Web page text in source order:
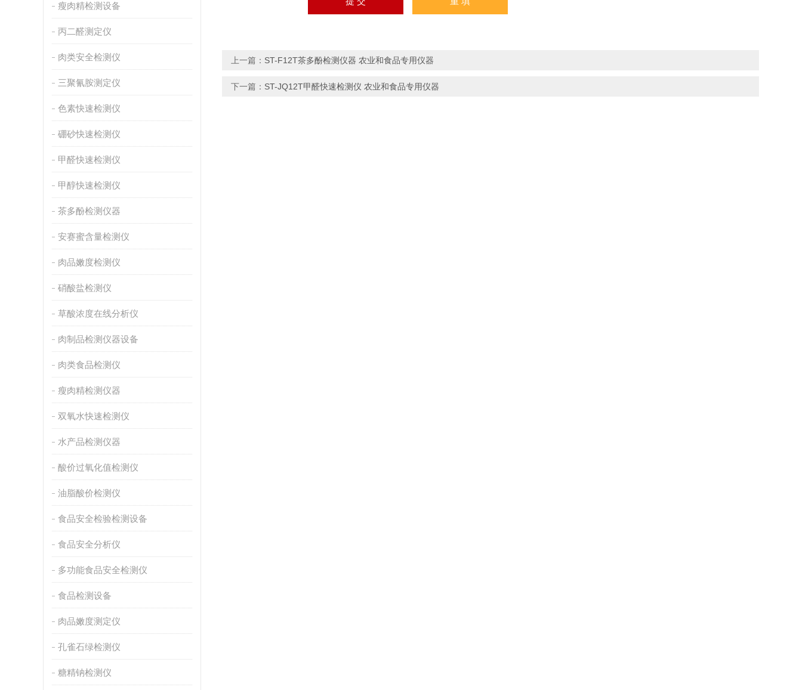
瘦肉精检测设备
丙二醛测定仪
肉类安全检测仪
三聚氰胺测定仪
色素快速检测仪
硼砂快速检测仪
甲醛快速检测仪
甲醇快速检测仪
茶多酚检测仪器
安赛蜜含量检测仪
肉品嫩度检测仪
硝酸盐检测仪
草酸浓度在线分析仪
肉制品检测仪器设备
肉类食品检测仪
瘦肉精检测仪器
双氧水快速检测仪
水产品检测仪器
酸价过氧化值检测仪
油脂酸价检测仪
食品安全检验检测设备
食品安全分析仪
多功能食品安全检测仪
食品检测设备
肉品嫩度测定仪
孔雀石绿检测仪
糖精钠检测仪
上一篇： ST-F12T茶多酚检测仪器 农业和食品专用仪器
下一篇： ST-JQ12T甲醛快速检测仪 农业和食品专用仪器